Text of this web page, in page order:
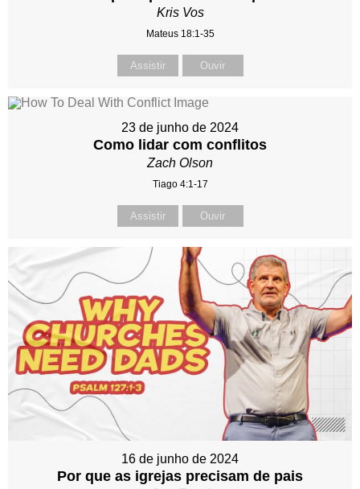
Kris Vos
Mateus 18:1-35
Assistir Ouvir
23 de junho de 2024
Como lidar com conflitos
Zach Olson
Tiago 4:1-17
Assistir Ouvir
16 de junho de 2024
Por que as igrejas precisam de pais